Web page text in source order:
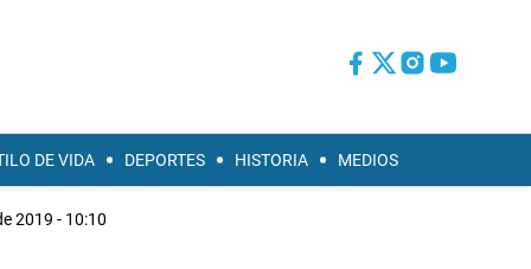
DE VIDA DEPORTES HISTORIA MEDIOS
2019 - 10:10